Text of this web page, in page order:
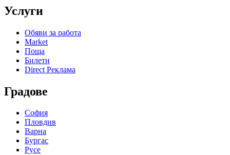
Услуги
Обяви за работа
Market
Поща
Билети
Direct Реклама
Градове
София
Пловдив
Варна
Бургас
Русе